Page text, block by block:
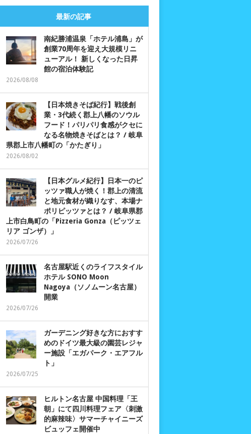
最新の記事
南紀勝浦温泉「ホテル浦島」が
創業70周年を迎え大規模リニ
ューアル！ 新しくなった日昇
館の宿泊体験記
2026/08/08
【日本焼きそば紀行】戦後創
業・3代続く郡上八幡のソウル
フード！パリパリ食感がクセに
なる名物焼きそばとは？ / 岐阜
県郡上市八幡町の「かたぎり」
2026/08/02
【日本グルメ紀行】日本一のピ
ッツァ職人が焼く！郡上の清流
と地元食材が織りなす、本場ナ
ポリピッツァとは？ / 岐阜県郡
上市白鳥町の「Pizzeria Gonza（ピッツェ
リア ゴンザ）」
2026/07/26
名古屋駅近くのライフスタイル
ホテル SONO Moon
Nagoya（ソノムーン名古屋）
開業
2026/07/26
ガーデニング好きな方におすす
めのドイツ最大級の園芸レジャ
ー施設「エガパーク・エアフル
ト」
2026/07/25
ヒルトン名古屋 中国料理「王
朝」にて四川料理フェア〈刺激
的麻辣味〉サマーチャイニーズ
ビュッフェ開催中